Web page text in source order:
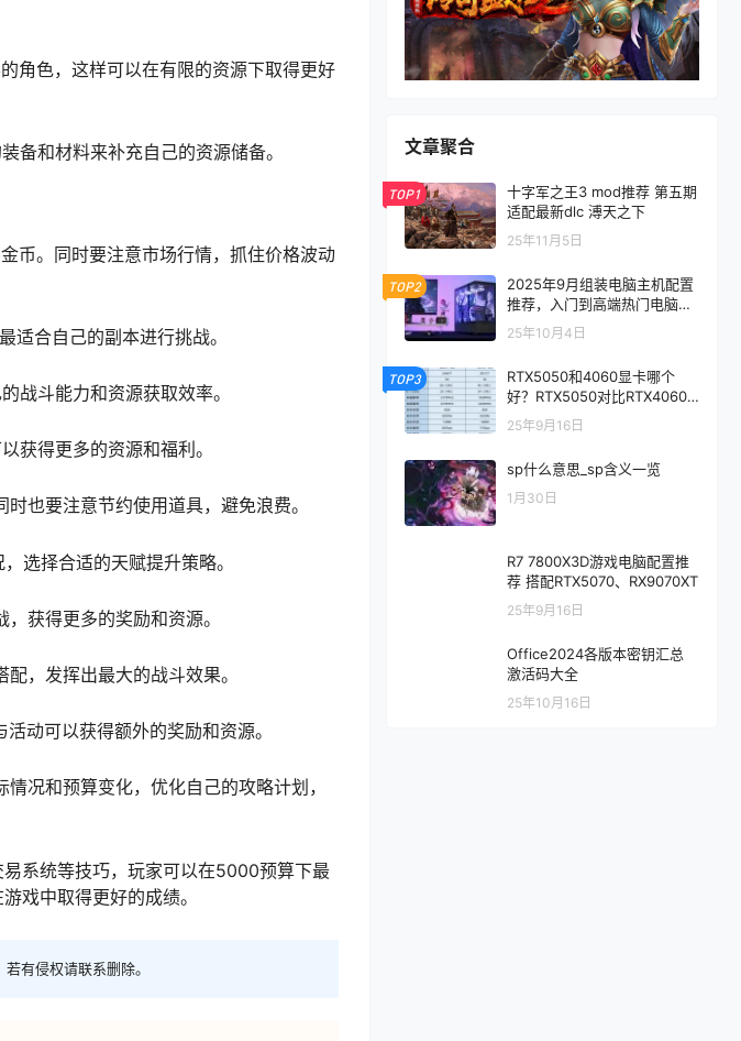
角色，这样可以在有限的资源下取得更好
备和材料来补充自己的资源储备。
币。同时要注意市场行情，抓住价格波动
适合自己的副本进行挑战。
战斗能力和资源获取效率。
获得更多的资源和福利。
也要注意节约使用道具，避免浪费。
选择合适的天赋提升策略。
获得更多的奖励和资源。
，发挥出最大的战斗效果。
动可以获得额外的奖励和资源。
况和预算变化，优化自己的攻略计划，
系统等技巧，玩家可以在5000预算下最
戏中取得更好的成绩。
有侵权请联系删除。
文章聚合
TOP1
十字军之王3 mod推荐 第五期
适配最新dlc 溥天之下
25年11月5日
TOP2
2025年9月组装电脑主机配置
推荐，入门到高端热门电脑配
置方案
25年10月4日
TOP3
RTX5050和4060显卡哪个
好？RTX5050对比RTX4060/
5060性能评测
25年9月16日
sp什么意思_sp含义一览
1月30日
R7 7800X3D游戏电脑配置推
荐 搭配RTX5070、RX9070XT
25年9月16日
Office2024各版本密钥汇总
激活码大全
25年10月16日